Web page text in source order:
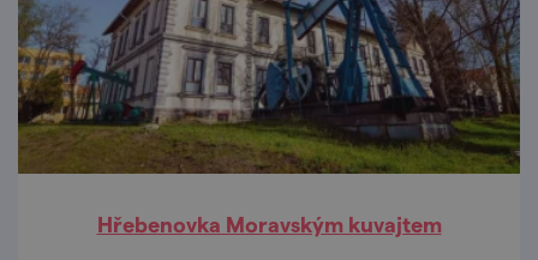
Hřebenovka Moravským kuvajtem